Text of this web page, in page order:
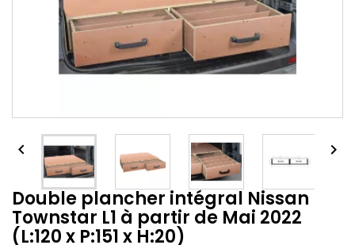
 
Double plancher intégral Nissan
Townstar L1 à partir de Mai 2022
(L:120 x P:151 x H:20)